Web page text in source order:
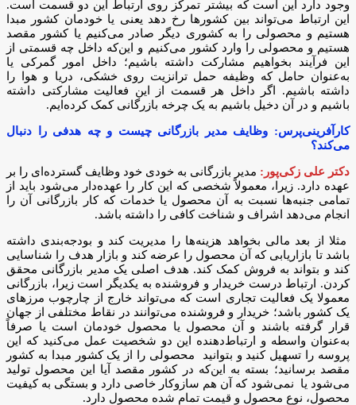
وجود دارد این است که بیشتر تمرکز روی ارتباط این دو قسمت است.
این ارتباط می‌تواند بین کشورها رخ دهد یعنی یا خودمان کشور مبدا
هستیم و محصولی را به کشوری دیگر صادر می‌کنیم یا کشور مقصد
هستیم و محصولی را وارد کشور می‌کنیم و این‌که داخل چه قسمتی از
این فرآیند بخواهیم مشارکت داشته باشیم؛ داخل امور گمرکی یا
به‌عنوان حامل که وظیفه حمل ترانزیت روی خشکی، دریا و هوا را
داشته باشیم. اگر داخل هر قسمت از این فعالیت مشارکتی داشته
باشیم و در آن دخیل باشیم به یک چرخه بازرگانی کمک کرده‌ایم.
کارآفرینی‌پرس: وظایف مدیر بازرگانی چیست و چه هدفی را دنبال
می‌کند؟
دکتر علی زکی‌پور: مدیر بازرگانی به خودی خود وظایف گسترده‌ای را بر
عهده دارد. زیرا، معمولاً شخصی که این کار را عهده‌دار می‌شود باید از
تمامی جنبه‌ها نسبت به آن محصول یا خدمات که کار بازرگانی آن را
انجام می‌دهد اشراف و شناخت کافی را داشته باشد.
مثلا از بعد مالی بخواهد هزینه‌ها را مدیریت کند و بودجه‌بندی داشته
باشد تا بازاریابی که آن محصول را عرضه کند و بازار هدف را شناسایی
کند و بتواند به فروش کمک کند. هدف اصلی یک مدیر بازرگانی محقق
کردن. ارتباط درست خریدار و فروشنده به یکدیگر است زیرا، بازرگانی
معمولا یک فعالیت تجاری است که می‌تواند خارج از چارچوب مرزهای
یک کشور باشد؛ خریدار و فروشنده می‌توانند در نقاط مختلفی از جهان
قرار گرفته باشند و آن محصول یا محصول خودمان است یا صرفاً
به‌عنوان واسطه و ارتباط‌دهنده این دو شخصیت عمل می‌کنید که این
پروسه را تسهیل کنید و بتوانید محصولی را از یک کشور مبدا به کشور
مقصد برسانید؛ بسته به این‌که در کشور مقصد آیا این محصول تولید
می‌شود یا نمی‌شود که آن هم‌ سازوکار خاصی دارد و بستگی‌ به کیفیت
محصول، نوع محصول و قیمت تمام شده محصول دارد.